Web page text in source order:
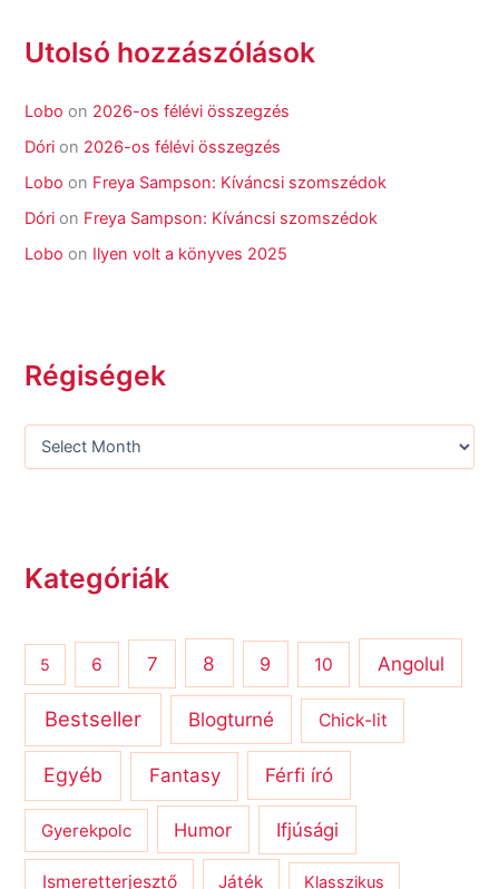
Utolsó hozzászólások
Lobo on 2026-os félévi összegzés
Dóri on 2026-os félévi összegzés
Lobo on Freya Sampson: Kíváncsi szomszédok
Dóri on Freya Sampson: Kíváncsi szomszédok
Lobo on Ilyen volt a könyves 2025
Régiségek
Kategóriák
5 6 7 8 9 10 Angolul
Bestseller Blogturné Chick-lit
Egyéb Fantasy Férfi író
Gyerekpolc Humor Ifjúsági
Ismeretterjesztő Játék Klasszikus